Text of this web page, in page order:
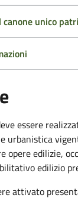
canone unico
essere
urbanistica
opere edilizie,
edilizio
attivato